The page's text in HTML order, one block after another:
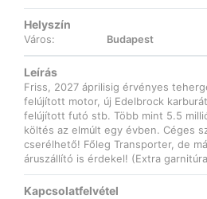
Helyszín
Város: Budapest
Leírás
Friss, 2027 áprilisig érvényes
felújított motor, új Edelbrock
felújított futó stb. Több mint 5.5
költés az elmúlt egy évben. Céges
cserélhető! Főleg Transporter, de
áruszállító is érdekel! (Extra
Kapcsolatfelvétel